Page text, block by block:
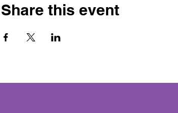
Share this event